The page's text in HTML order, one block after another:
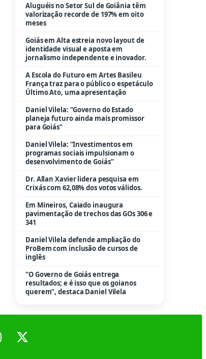
Aluguéis no Setor Sul de Goiânia têm
valorização recorde de 197% em oito
meses
Goiás em Alta estreia novo layout de
identidade visual e aposta em
jornalismo independente e inovador.
A Escola do Futuro em Artes Basileu
França traz para o público o espetáculo
Último Ato, uma apresentação
Daniel Vilela: “Governo do Estado
planeja futuro ainda mais promissor
para Goiás”
Daniel Vilela: “Investimentos em
programas sociais impulsionam o
desenvolvimento de Goiás”
Dr. Allan Xavier lidera pesquisa em
Crixás com 62,08% dos votos válidos.
Em Mineiros, Caiado inaugura
pavimentação de trechos das GOs 306 e
341
Daniel Vilela defende ampliação do
ProBem com inclusão de cursos de
inglês
“O Governo de Goiás entrega
resultados; e é isso que os goianos
querem”, destaca Daniel Vilela